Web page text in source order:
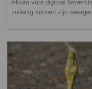
Album voor digitaal
zodanig kunnen zijn